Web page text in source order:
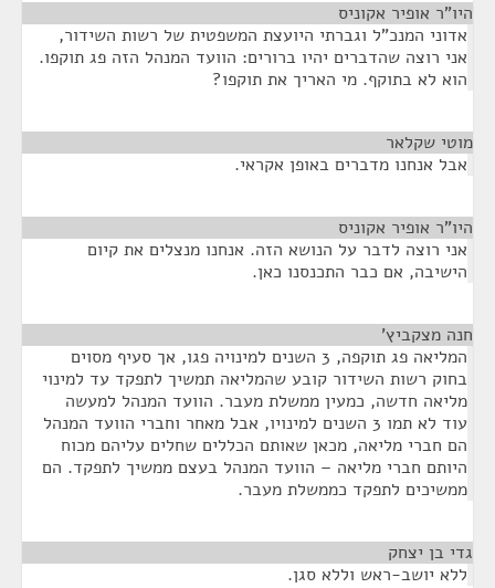
היו"ר אופיר אקוניס
אדוני המנכ"ל וגברתי היועצת המשפטית של רשות השידור,
אני רוצה שהדברים יהיו ברורים: הוועד המנהל הזה פג תוקפו.
הוא לא בתוקף. מי האריך את תוקפו?
מוטי שקלאר
אבל אנחנו מדברים באופן אקראי.
היו"ר אופיר אקוניס
אני רוצה לדבר על הנושא הזה. אנחנו מנצלים את קיום
הישיבה, אם כבר התכנסנו כאן.
חנה מצקביץ'
המליאה פג תוקפה, 3 השנים למינויה פגו, אך סעיף מסוים
בחוק רשות השידור קובע שהמליאה תמשיך לתפקד עד למינוי
מליאה חדשה, כמעין ממשלת מעבר. הוועד המנהל למעשה
עוד לא תמו 3 השנים למינויו, אבל מאחר וחברי הוועד המנהל
הם חברי מליאה, מכאן שאותם הכללים שחלים עליהם מכוח
היותם חברי מליאה – הוועד המנהל בעצם ממשיך לתפקד. הם
ממשיכים לתפקד כממשלת מעבר.
גדי בן יצחק
ללא יושב-ראש וללא סגן.